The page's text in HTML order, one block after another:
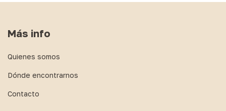
Más info
Quienes somos
Dónde encontrarnos
Contacto